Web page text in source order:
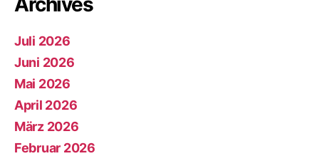
Juli 2026
Juni 2026
Mai 2026
April 2026
März 2026
Februar 2026